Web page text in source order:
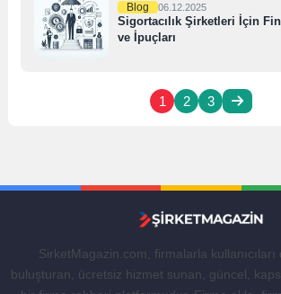
Blog 06.12.2025
Sigortacılık Şirketleri İçin
ve İpuçları
1 2 3
SirketMagazin.com, firmalarla
buluşturan, ücretsiz hizmet sunan, güncel,